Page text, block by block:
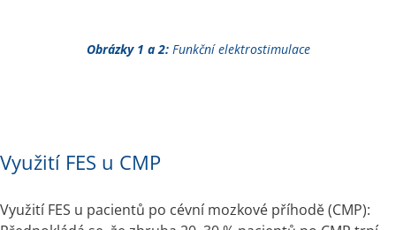
Obrázky 1 a 2: Funkční elektrostimulace
Využití FES u CMP
Využití FES u pacientů po cévní mozkové příhodě (CMP):